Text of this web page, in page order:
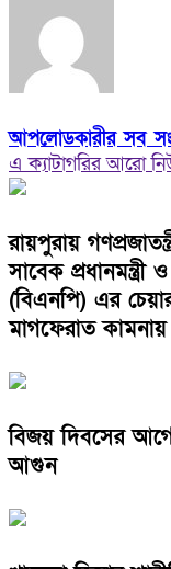
আপলোডকারীর সব
এ ক্যাটাগরির আরো
রায়পুরায়
সাবেক
(বিএনপি) এর
মাগফেরাত
বিজয় দিবসের
আগুন